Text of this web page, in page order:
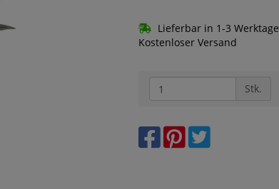
Lieferbar in 1-3 Werktage
Kostenloser Versand
Stk.